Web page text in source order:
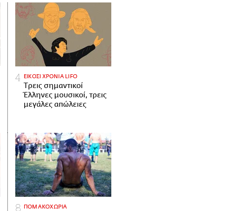
ΕΙΚΟΣΙ ΧΡΟΝΙΑ LIFO
Tρεις σημαντικοί
Έλληνες μουσικοί, τρεις
μεγάλες απώλειες
ΠΟΜΑΚΟΧΩΡΙΑ